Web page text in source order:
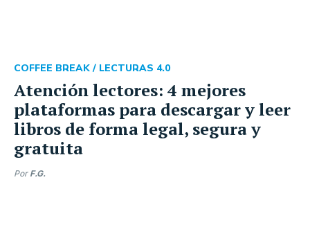
Atención lectores: 4 mejores
plataformas para descargar y leer
libros de forma legal, segura y
gratuita
COFFEE BREAK / LECTURAS 4.0
Por F.G.